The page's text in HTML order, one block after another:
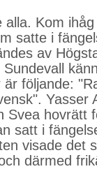
alla. Kom
satte i
av
följande:
Yasser
Svea hovrätt
satt i
visade det
därmed